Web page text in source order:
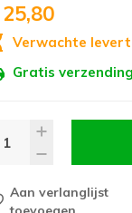
Verwachte
Gratis
Aan verlanglijst